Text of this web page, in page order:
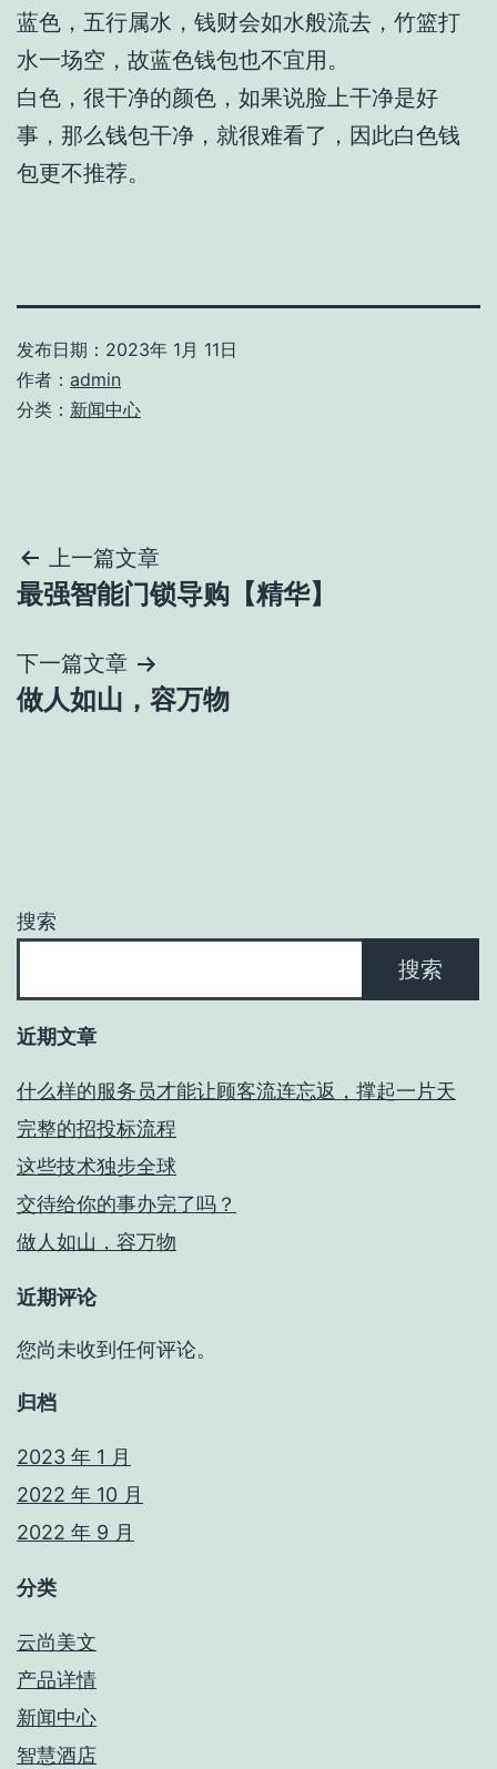
蓝色，五行属水，钱财会如水般流去，竹篮打
水一场空，故蓝色钱包也不宜用。
白色，很干净的颜色，如果说脸上干净是好
事，那么钱包干净，就很难看了，因此白色钱
包更不推荐。
发布日期： 2023年 1月 11日
作者： admin
分类： 新闻中心
文
章
导
航
上一篇文章
最强智能门锁导购【精华】
下一篇文章
做人如山，容万物
搜索
搜索
近期文章
什么样的服务员才能让顾客流连忘返，撑起一片天
完整的招投标流程
这些技术独步全球
交待给你的事办完了吗？
做人如山，容万物
近期评论
您尚未收到任何评论。
归档
2023 年 1 月
2022 年 10 月
2022 年 9 月
分类
云尚美文
产品详情
新闻中心
智慧酒店